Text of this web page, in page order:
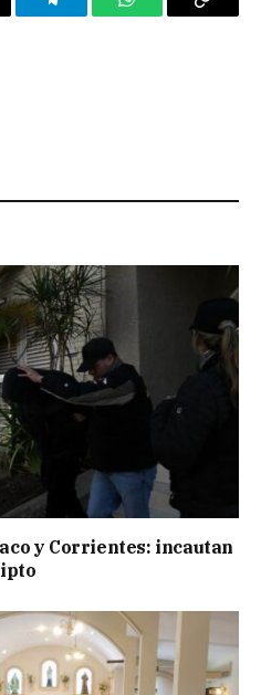
TelegramWhatsAppCopy
y Corrientes: incautan